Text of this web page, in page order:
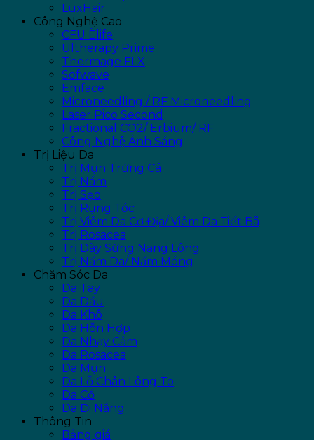
LuxHair
Công Nghệ Cao
CFU Èlife
Ultherapy Prime
Thermage FLX
Sofwave
Emface
Microneedling / RF Microneedling
Laser Pico Second
Fractional CO2/ Erbium/ RF
Công Nghệ Ánh Sáng
Trị Liệu Da
Trị Mụn Trứng Cá
Trị Nám
Trị Sẹo
Trị Rụng Tóc
Trị Viêm Da Cơ Địa/ Viêm Da Tiết Bã
Trị Rosacea
Trị Dày Sừng Nang Lông
Trị Nấm Da/ Nấm Móng
Chăm Sóc Da
Da Tay
Da Dầu
Da Khô
Da Hỗn Hợp
Da Nhạy Cảm
Da Rosacea
Da Mụn
Da Lỗ Chân Lông To
Da Cổ
Da Đi Nắng
Thông Tin
Bảng giá